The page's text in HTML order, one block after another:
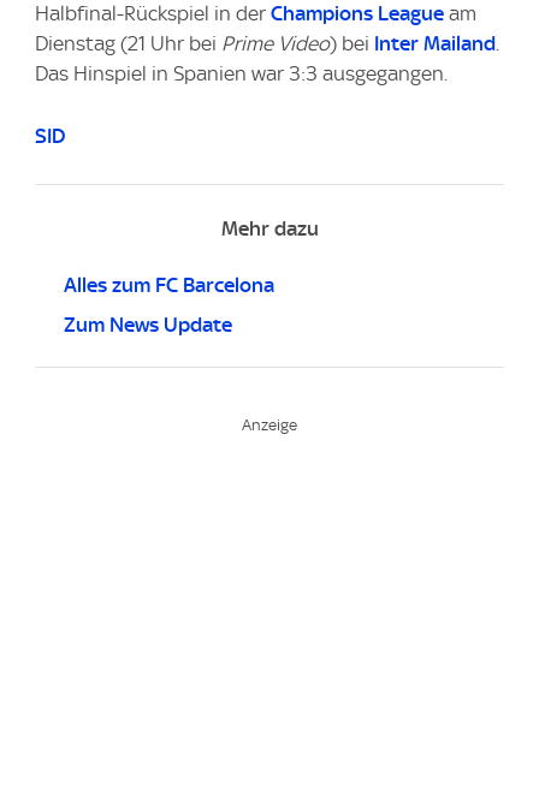
Halbfinal-Rückspiel in der Champions League am
Dienstag (21 Uhr bei Prime Video) bei Inter Mailand.
Das Hinspiel in Spanien war 3:3 ausgegangen.
SID
Mehr dazu
Alles zum FC Barcelona
Zum News Update